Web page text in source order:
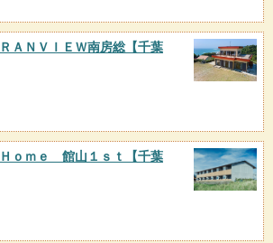
ＡＮＶＩＥＷ南房総【千葉
ｏｍｅ 館山１ｓｔ
【千葉